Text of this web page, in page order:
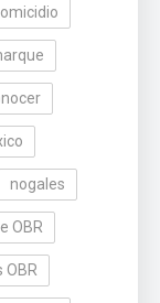
nogales
OBR
OBR